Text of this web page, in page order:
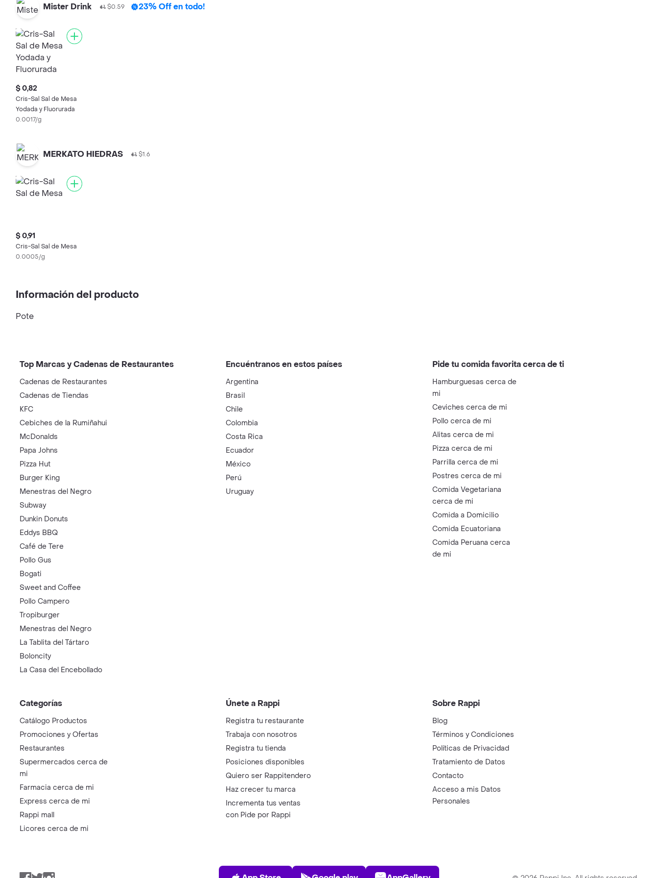
Mister Drink $0.59 23% Off en todo!
$ 0,82
Cris-Sal Sal de Mesa
Yodada y Fluorurada
0.0017/g
MERKATO HIEDRAS $1.6
$ 0,91
Cris-Sal Sal de Mesa
0.0005/g
Información del producto
Pote
Top Marcas y Cadenas de Restaurantes
Cadenas de Restaurantes
Cadenas de Tiendas
KFC
Cebiches de la Rumiñahui
McDonalds
Papa Johns
Pizza Hut
Burger King
Menestras del Negro
Subway
Dunkin Donuts
Eddys BBQ
Café de Tere
Pollo Gus
Bogati
Sweet and Coffee
Pollo Campero
Tropiburger
Menestras del Negro
La Tablita del Tártaro
Boloncity
La Casa del Encebollado
Encuéntranos en estos países
Argentina
Brasil
Chile
Colombia
Costa Rica
Ecuador
México
Perú
Uruguay
Pide tu comida favorita cerca de ti
Hamburguesas cerca de
mi
Ceviches cerca de mi
Pollo cerca de mi
Alitas cerca de mi
Pizza cerca de mi
Parrilla cerca de mi
Postres cerca de mi
Comida Vegetariana
cerca de mi
Comida a Domicilio
Comida Ecuatoriana
Comida Peruana cerca
de mi
Categorías
Catálogo Productos
Promociones y Ofertas
Restaurantes
Supermercados cerca de
mi
Farmacia cerca de mi
Express cerca de mi
Rappi mall
Licores cerca de mi
Únete a Rappi
Registra tu restaurante
Trabaja con nosotros
Registra tu tienda
Posiciones disponibles
Quiero ser Rappitendero
Haz crecer tu marca
Incrementa tus ventas
con Pide por Rappi
Sobre Rappi
Blog
Términos y Condiciones
Políticas de Privacidad
Tratamiento de Datos
Contacto
Acceso a mis Datos
Personales
App Store Play Store AppGallery